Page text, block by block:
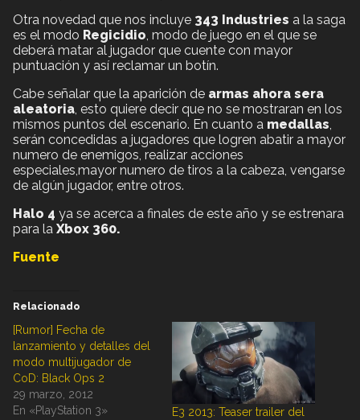
Otra novedad que nos incluye 343 Industries a la saga
es el modo Regicidio , modo de juego en el que se
deberá matar al jugador que cuente con mayor
puntuación y así reclamar un botín.
Cabe señalar que la aparición de armas ahora sera
aleatoria , esto quiere decir que no se mostraran en los
mismos puntos del escenario. En cuanto a medallas
serán concedidas a jugadores que logren abatir a mayor
numero de enemigos, realizar acciones
especiales,mayor numero de tiros a la cabeza, vengarse
de algún jugador, entre otros.
Halo 4 ya se acerca a finales de este año y se estrenara
para la Xbox 360.
Fuente
Relacionado
[Rumor] Fecha de
lanzamiento y detalles del
modo multijugador de
CoD: Black Ops 2
29 marzo, 2012
En «PlayStation 3»
E3 2013: Teaser trailer del